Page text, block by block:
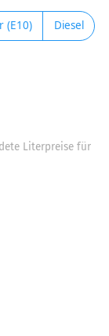
(E10) Diesel
Literpreise für